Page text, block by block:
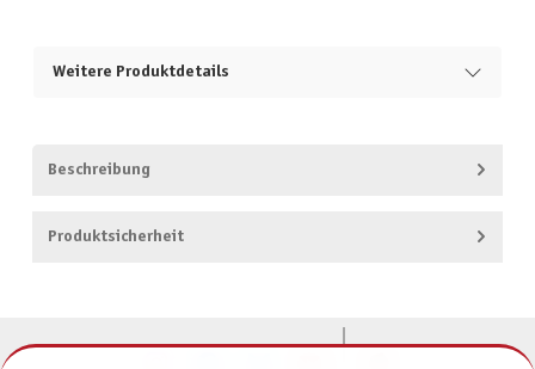
Weitere Produktdetails
Beschreibung
Produktsicherheit